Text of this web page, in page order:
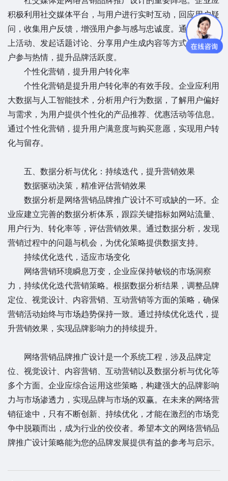
积极利用社交媒体平台，与用户进行实时互动，回应用户疑
问，收集用户反馈，增强用户参与感与忠诚度。通过举办线
上活动、发起话题讨论、分享用户生成内容等方式，激发用
户参与热情，提升品牌活跃度。
个性化营销，提升用户转化率
个性化营销是提升用户转化率的有效手段。企业应利用
大数据与人工智能技术，分析用户行为数据，了解用户偏好
与需求，为用户提供个性化的产品推荐、优惠活动等信息。
通过个性化营销，提升用户满意度与购买意愿，实现用户转
化与留存。
五、数据分析与优化：持续迭代，提升营销效果
数据驱动决策，精准评估营销效果
数据分析是网络营销品牌推广设计不可或缺的一环。企
业应建立完善的数据分析体系，跟踪关键指标如网站流量、
用户行为、转化率等，评估营销效果。通过数据分析，发现
营销过程中的问题与机会，为优化策略提供数据支持。
持续优化迭代，适应市场变化
网络营销环境瞬息万变，企业应保持敏锐的市场洞察
力，持续优化迭代营销策略。根据数据分析结果，调整品牌
定位、视觉设计、内容营销、互动营销等方面的策略，确保
营销活动始终与市场趋势保持一致。通过持续优化迭代，提
升营销效果，实现品牌影响力的持续提升。
网络营销品牌推广设计是一个系统工程，涉及品牌定
位、视觉设计、内容营销、互动营销以及数据分析与优化等
多个方面。企业应综合运用这些策略，构建强大的品牌影响
力与市场渗透力，实现品牌与市场的双赢。在未来的网络营
销征途中，只有不断创新、持续优化，才能在激烈的市场竞
争中脱颖而出，成为行业的佼佼者。希望本文的网络营销品
牌推广设计策略能为您的品牌发展提供有益的参考与启示。